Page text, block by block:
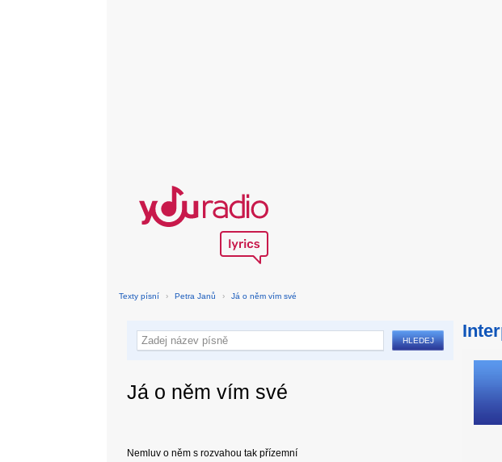
Texty písní › Petra Janů › Já o něm vím své
Já o něm vím své
Nemluv o něm s rozvahou tak přízemní